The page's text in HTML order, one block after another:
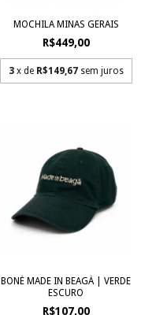
MOCHILA MINAS GERAIS
R$449,00
3 x de R$149,67 sem juros
BONÉ MADE IN BEAGÁ | VERDE
ESCURO
R$107,00